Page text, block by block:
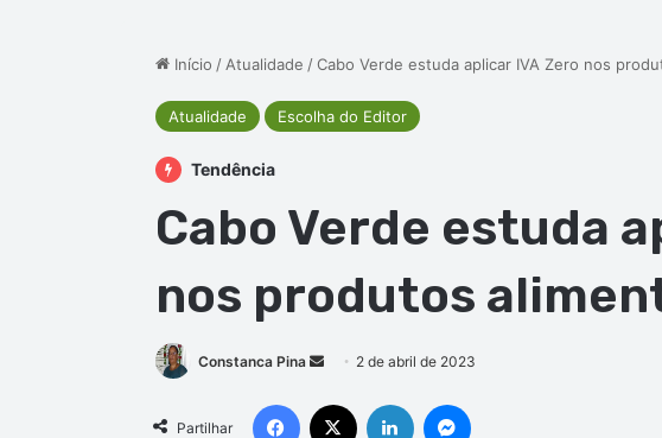
Início / Atualidade / Cabo Verde estuda aplicar IVA Zero nos
Atualidade Escolha do Editor
Tendência
Cabo Verde estuda
nos produtos
Constanca Pina
Mande
e-
2 de abril de 2023
Partilhar
Facebook Linkedin